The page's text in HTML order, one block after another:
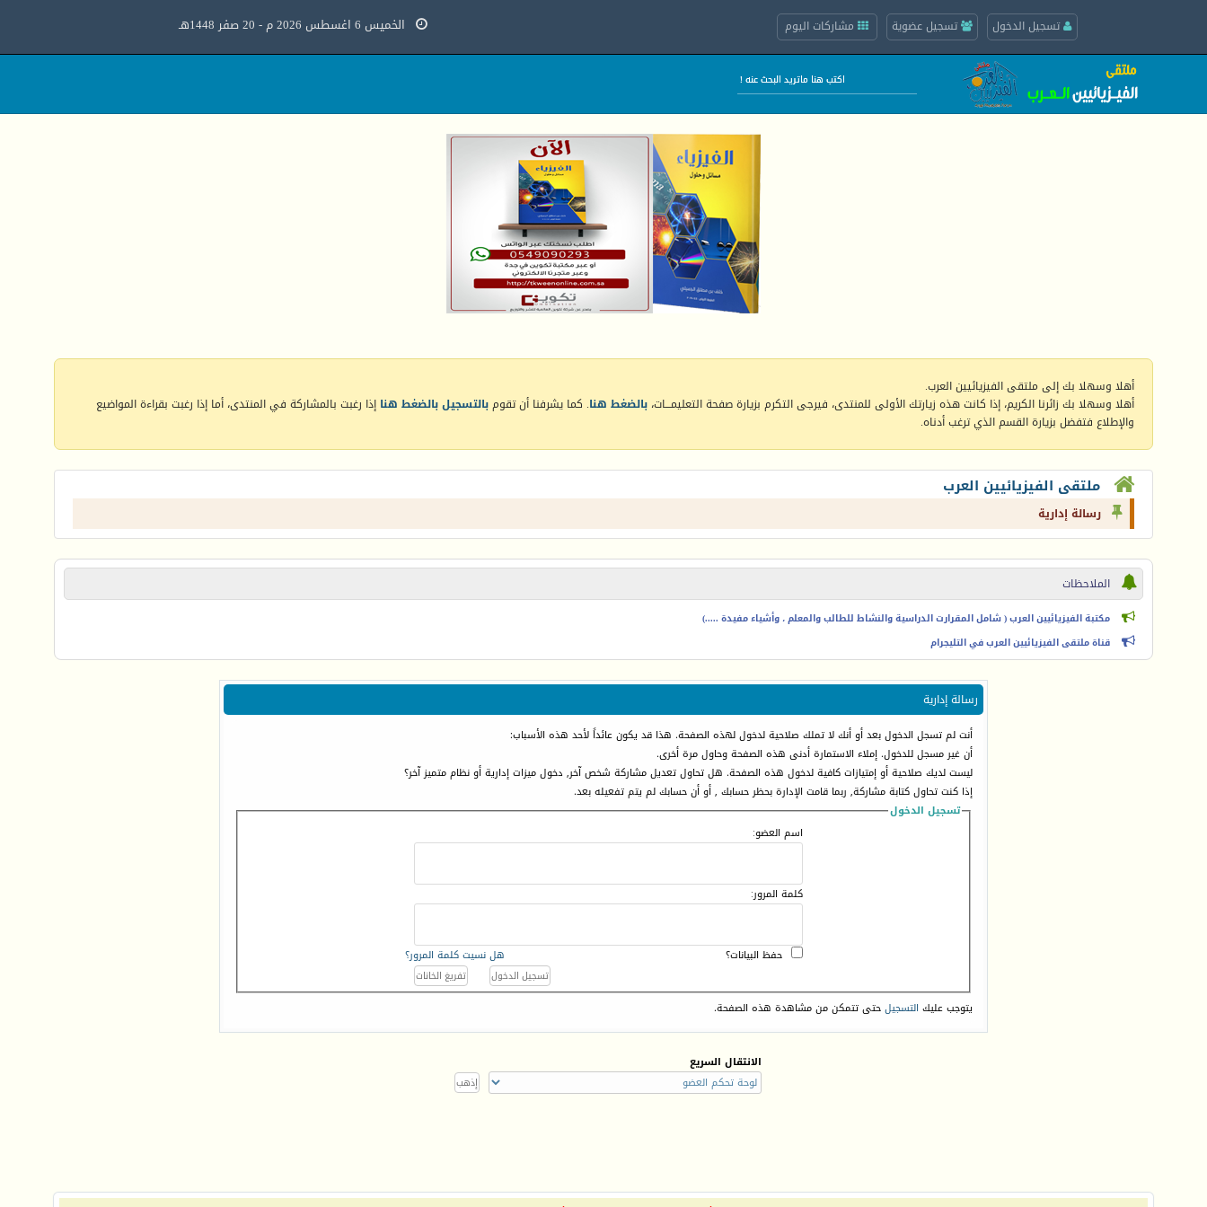
تسجيل الدخول تسجيل عضوية مشاركات اليوم الخميس 6 اغسطس 2026 م - 20 صفر 1448هـ
أهلا وسهلا بك إلى ملتقى الفيزيائيين العرب.
أهلا وسهلا بك زائرنا الكريم، إذا كانت هذه زيارتك الأولى للمنتدى، فيرجى التكرم بزيارة صفحة التعليمـــات، بالضغط هنا. كما يشرفنا أن تقومبالتسجيل بالضغط هنا إذا رغبت بالمشاركة في المنتدى، أما إذا رغبت بقراءة المواضيع
والإطلاع فتفضل بزيارة القسم الذي ترغب أدناه.
ملتقى الفيزيائيين العرب
رسالة إدارية
الملاحظات
مكتبة الفيزيائيين العرب ( شامل المقرارت الدراسية والنشاط للطالب والمعلم ، وأشياء مفيدة .....)
قناة ملتقى الفيزيائيين العرب في التليجرام
رسالة إدارية
أنت لم تسجل الدخول بعد أو أنك لا تملك صلاحية لدخول لهذه الصفحة. هذا قد يكون عائداً لأحد هذه الأسباب:
أن غير مسجل للدخول. إملاء الاستمارة أدنى هذه الصفحة وحاول مرة أخرى.
ليست لديك صلاحية أو إمتيازات كافية لدخول هذه الصفحة. هل تحاول تعديل مشاركة شخص آخر, دخول ميزات إدارية أو نظام متميز آخر؟
إذا كنت تحاول كتابة مشاركة, ربما قامت الإدارة بحظر حسابك , أو أن حسابك لم يتم تفعيله بعد.
تسجيل الدخول
اسم العضو:
كلمة المرور:
هل نسيت كلمة المرور؟ حفظ البيانات؟
يتوجب عليك التسجيلحتى تتمكن من مشاهدة هذه الصفحة.
الانتقال السريع